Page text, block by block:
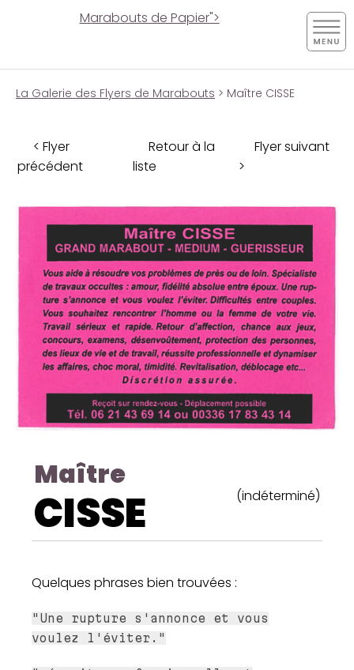
Marabouts de Papier">
La Galerie des Flyers de Marabouts > Maître CISSE
< Flyer
précédent
Retour à la
liste
Flyer suivant
>
Maître
CISSE (indéterminé)
Quelques phrases bien trouvées :
"Une rupture s'annonce et vous
voulez l'éviter."